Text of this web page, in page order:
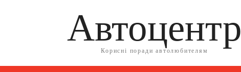
Автоцентр
Корисні поради автолюбителям